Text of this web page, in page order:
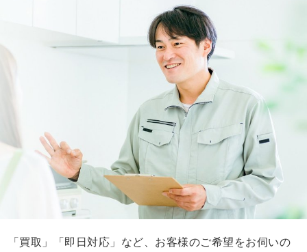
「買取」「即日対応」など、お客様のご希望をお伺いの